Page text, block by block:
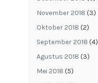
November 2018 (3)
Oktober 2018 (2)
September 2018 (4)
Agustus 2018 (3)
Mei 2018 (5)